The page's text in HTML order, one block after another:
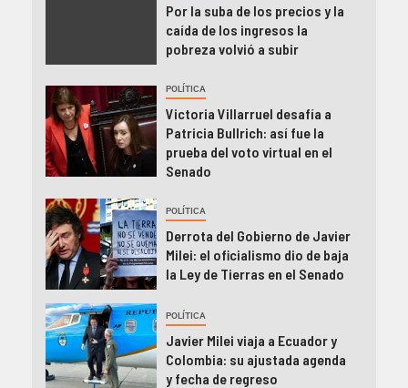
Por la suba de los precios y la
caída de los ingresos la
pobreza volvió a subir
POLÍTICA
Victoria Villarruel desafía a
Patricia Bullrich: así fue la
prueba del voto virtual en el
Senado
POLÍTICA
Derrota del Gobierno de Javier
Milei: el oficialismo dio de baja
la Ley de Tierras en el Senado
POLÍTICA
Javier Milei viaja a Ecuador y
Colombia: su ajustada agenda
y fecha de regreso